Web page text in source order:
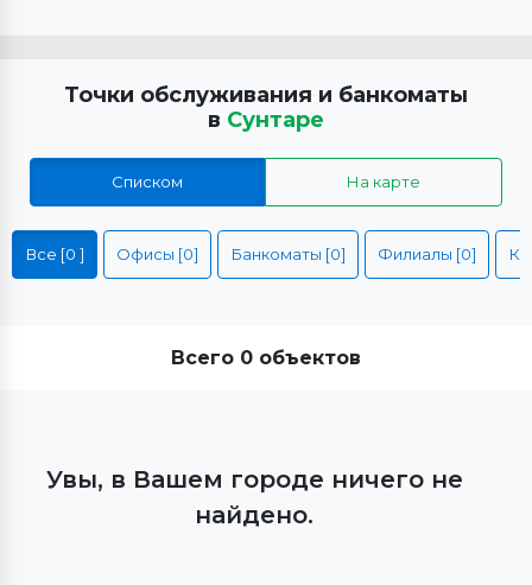
Точки обслуживания и банкоматы
в Сунтаре
Списком На карте
Все [0 ] Офисы [0] Банкоматы [0] Филиалы [0]
Всего 0 объектов
Увы, в Вашем городе ничего не
найдено.